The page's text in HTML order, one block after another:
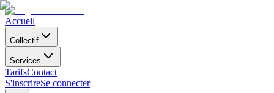
Accueil
Collectif
Services
TarifsContact
S'inscrireSe connecter